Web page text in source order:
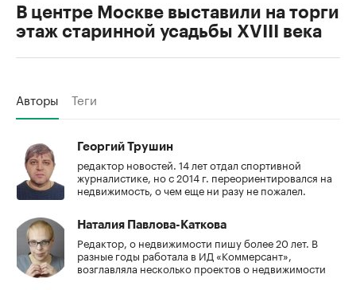
В центре Москве выставили на торги
этаж старинной усадьбы XVIII века
Авторы Теги
Георгий Трушин
редактор новостей. 14 лет отдал спортивной
журналистике, но с 2014 г. переориентировался на
недвижимость, о чем еще ни разу не пожалел.
Наталия Павлова-Каткова
Редактор, о недвижимости пишу более 20 лет. В
разные годы работала в ИД «Коммерсант»,
возглавляла несколько проектов о недвижимости